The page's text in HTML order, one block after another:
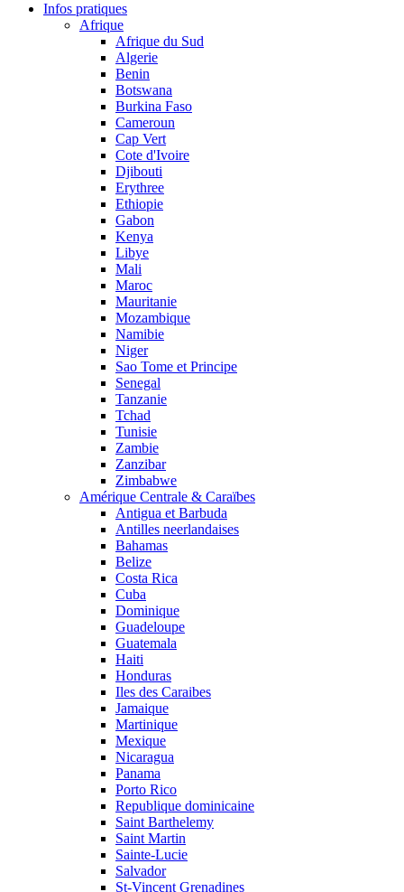
Infos pratiques
Afrique
Afrique du Sud
Algerie
Benin
Botswana
Burkina Faso
Cameroun
Cap Vert
Cote d'Ivoire
Djibouti
Erythree
Ethiopie
Gabon
Kenya
Libye
Mali
Maroc
Mauritanie
Mozambique
Namibie
Niger
Sao Tome et Principe
Senegal
Tanzanie
Tchad
Tunisie
Zambie
Zanzibar
Zimbabwe
Amérique Centrale & Caraïbes
Antigua et Barbuda
Antilles neerlandaises
Bahamas
Belize
Costa Rica
Cuba
Dominique
Guadeloupe
Guatemala
Haiti
Honduras
Iles des Caraibes
Jamaique
Martinique
Mexique
Nicaragua
Panama
Porto Rico
Republique dominicaine
Saint Barthelemy
Saint Martin
Sainte-Lucie
Salvador
St-Vincent Grenadines